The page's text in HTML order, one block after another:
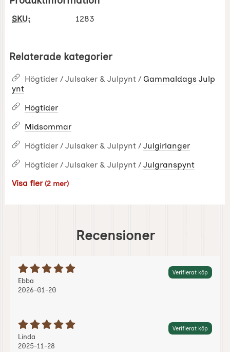
SKU: 1283
Relaterade kategorier
Högtider / Julsaker & Julpynt / Gammaldags Julp
ynt
Högtider
Midsommar
Högtider / Julsaker & Julpynt / Julgirlanger
Högtider / Julsaker & Julpynt / Julgranspynt
Visa fler (2 mer)
Recensioner
Betyg: 5 Stjärnor av 5 Verifierat köp
Recension av:
Ebba
2026-01-20
Betyg: 5 Stjärnor av 5 Verifierat köp
Recension av:
Linda
2025-11-28